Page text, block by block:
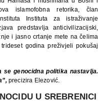
islamofobna retorika, član
Instituta za istraživanje
predstavlja anticivilizacijski,
i jasno crtanje mete na čelima
godina preživjeli pokušaj
se genocidna politika nastavlja.
precizira Elezović.
U SREBRENICI